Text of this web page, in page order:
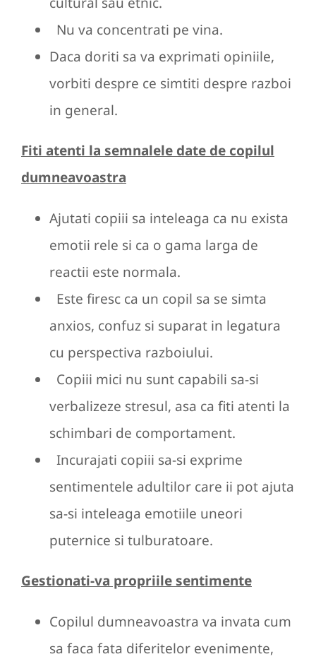
Nu va concentrati pe vina.
Daca doriti sa va exprimati opiniile,
vorbiti despre ce simtiti despre razboi
in general.
Fiti atenti la semnalele date de copilul
dumneavoastra
Ajutati copiii sa inteleaga ca nu exista
emotii rele si ca o gama larga de
reactii este normala.
Este firesc ca un copil sa se simta
anxios, confuz si suparat in legatura
cu perspectiva razboiului.
Copiii mici nu sunt capabili sa-si
verbalizeze stresul, asa ca fiti atenti la
schimbari de comportament.
Incurajati copiii sa-si exprime
sentimentele adultilor care ii pot ajuta
sa-si inteleaga emotiile uneori
puternice si tulburatoare.
Gestionati-va propriile sentimente
Copilul dumneavoastra va invata cum
sa faca fata diferitelor evenimente,